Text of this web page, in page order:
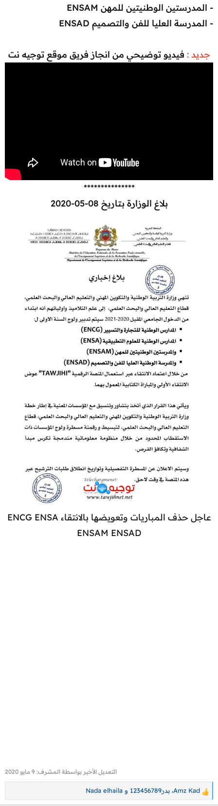
- المدرستين الوطنيتين للمهن ENSAM
- المدرسة العليا للفن والتصميم ENSAD
جديد : فيديو توضيحي من انجاز فريق موقع توجيه نت
***************
بلاغ الوزارة بتاريخ 08-05-2020
عاجل حذف المباريات وتعويضها بالانتقاء ENCG ENSA
ENSAM ENSAD​
التعديل الأخير بواسطة المشرف: 9 مايو 2020
Amz Kad، بدر123456789 و Nada elhaila